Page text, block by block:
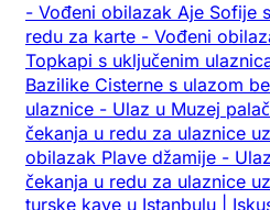
- Vođeni obilazak Aje Sofije
redu za karte - Vođeni
Topkapi s uključenim
Bazilike Cisterne s ulazom
ulaznice - Ulaz u Muzej
čekanja u redu za ulaznice
obilazak Plave džamije -
čekanja u redu za ulaznice
turske kave u Istanbulu |